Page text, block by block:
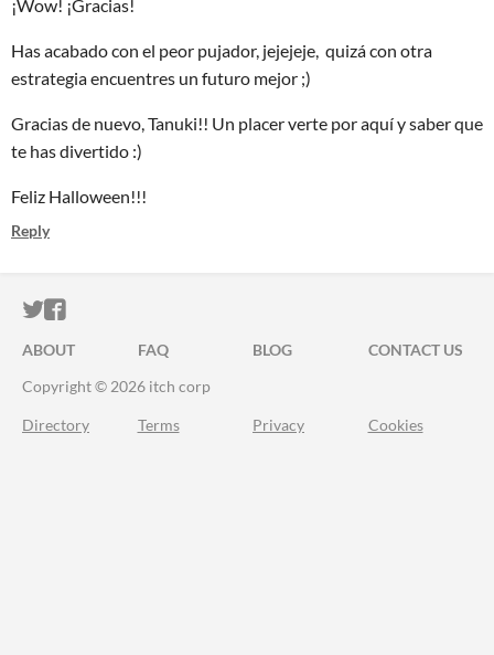
¡Wow! ¡Gracias!
Has acabado con el peor pujador, jejejeje, quizá con otra
estrategia encuentres un futuro mejor ;)
Gracias de nuevo, Tanuki!! Un placer verte por aquí y saber que
te has divertido :)
Feliz Halloween!!!
Reply
ITCH.IO ON TWITTER
ITCH.IO ON FACEBOOK
ABOUT FAQ BLOG
CONTACT US
Copyright © 2026 itch corp
Directory Terms Privacy Cookies